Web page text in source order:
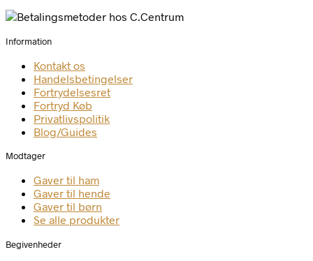
Information
Kontakt os
Handelsbetingelser
Fortrydelsesret
Fortryd Køb
Privatlivspolitik
Blog/Guides
Modtager
Gaver til ham
Gaver til hende
Gaver til børn
Se alle produkter
Begivenheder